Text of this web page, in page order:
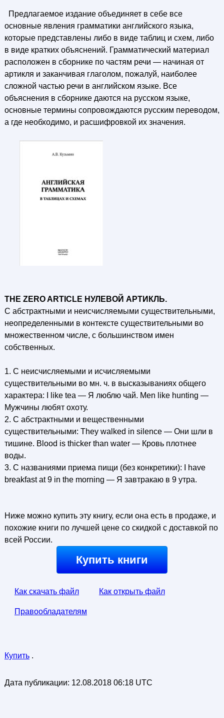
Предлагаемое издание объединяет в себе все
основные явления грамматики английского языка,
которые представлены либо в виде таблиц и схем, либо
в виде кратких объяснений. Грамматический материал
расположен в сборнике по частям речи — начиная от
артикля и заканчивая глаголом, пожалуй, наиболее
сложной частью речи в английском языке. Все
объяснения в сборнике даются на русском языке,
основные термины сопровождаются русским переводом,
а где необходимо, и расшифровкой их значения.
THE ZERO ARTICLE НУЛЕВОЙ АРТИКЛЬ.
С абстрактными и неисчисляемыми существительными,
неопределенными в контексте существительными во
множественном числе, с большинством имен
собственных.
1. С неисчисляемыми и исчисляемыми
существительными во мн. ч. в высказываниях общего
характера: I like tea — Я люблю чай. Men like hunting —
Мужчины любят охоту.
2. С абстрактными и вещественными
существительными: They walked in silence — Они шли в
тишине. Blood is thicker than water — Кровь плотнее
воды.
3. С названиями приема пищи (без конкретики): I have
breakfast at 9 in the morning — Я завтракаю в 9 утра.
Ниже можно купить эту книгу, если она есть в продаже, и
похожие книги по лучшей цене со скидкой с доставкой по
всей России.
Купить книги
Как скачать файл Как открыть файл
Правообладателям
Купить.
Дата публикации: 12.08.2018 06:18 UTC